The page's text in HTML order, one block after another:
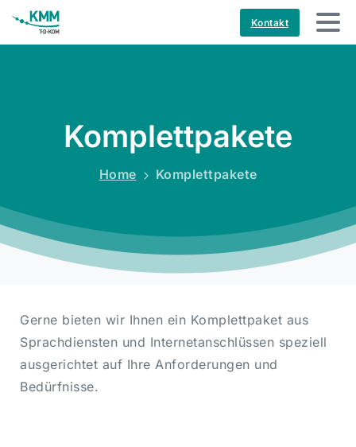
Kontakt
Komplettpakete
Home Komplettpakete
Gerne bieten wir Ihnen ein Komplettpaket aus
Sprachdiensten und Internetanschlüssen speziell
ausgerichtet auf Ihre Anforderungen und
Bedürfnisse.